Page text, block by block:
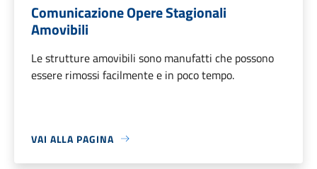
Comunicazione Opere Stagionali
Amovibili
Le strutture amovibili sono manufatti che possono
essere rimossi facilmente e in poco tempo.
VAI ALLA PAGINA